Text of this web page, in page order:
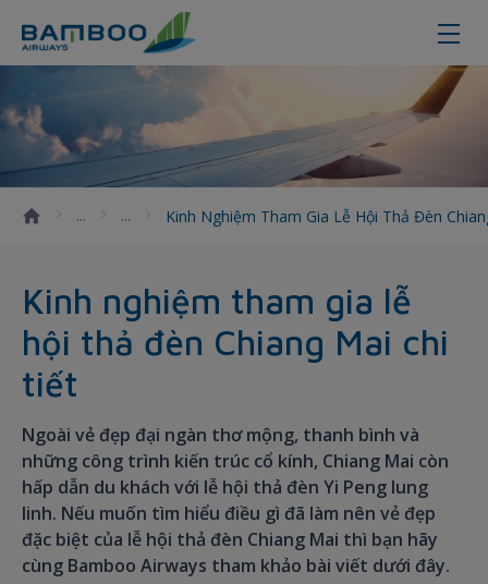
Kinh nghiệm tham gia lễ hội thả
Kinh Nghiệm Tham Gia Lễ Hội Thả Đèn
Kinh nghiệm tham gia lễ
hội thả đèn Chiang Mai chi
tiết
Ngoài vẻ đẹp đại ngàn thơ mộng, thanh bình và
những công trình kiến trúc cổ kính, Chiang Mai còn
hấp dẫn du khách với lễ hội thả đèn Yi Peng lung
linh. Nếu muốn tìm hiểu điều gì đã làm nên vẻ đẹp
đặc biệt của lễ hội thả đèn Chiang Mai thì bạn hãy
cùng Bamboo Airways tham khảo bài viết dưới đây.